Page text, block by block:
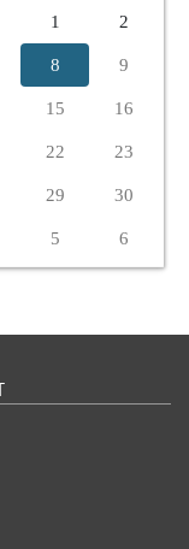
1 2
8 9
15 16
22 23
29 30
5 6